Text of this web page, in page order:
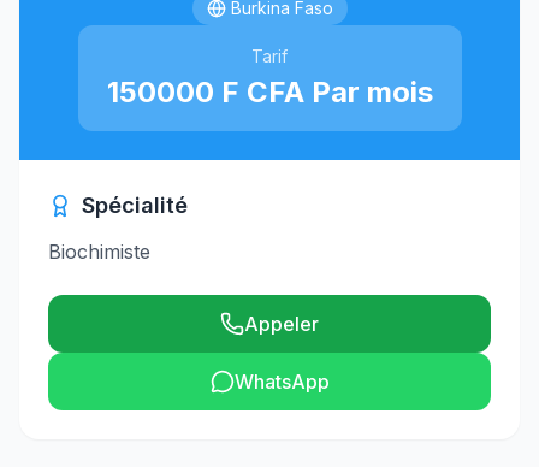
Burkina Faso
Tarif
150000 F CFA Par mois
Spécialité
Biochimiste
Appeler
WhatsApp